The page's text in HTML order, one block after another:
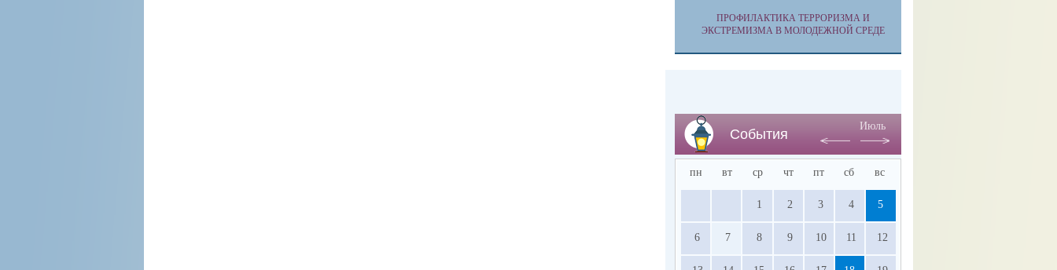
ПРОФИЛАКТИКА ТЕРРОРИЗМА И
ЭКСТРЕМИЗМА В МОЛОДЕЖНОЙ СРЕДЕ
События
Июль
пн вт ср чт пт сб вс
1 2 3 4 5
6 7 8 9 10 11 12